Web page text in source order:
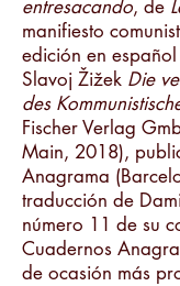
entresacando, de
manifiesto
edición en
Slavoj Žižek Die
des
Fischer Verlag
Main, 2018),
Anagrama
traducción de
número 11 de su
Cuadernos
de ocasión más